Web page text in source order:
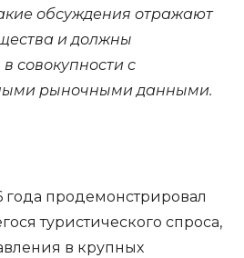
обсуждения отражают
и должны
совокупности с
рыночными данными.
продемонстрировал
туристического спроса,
в крупных